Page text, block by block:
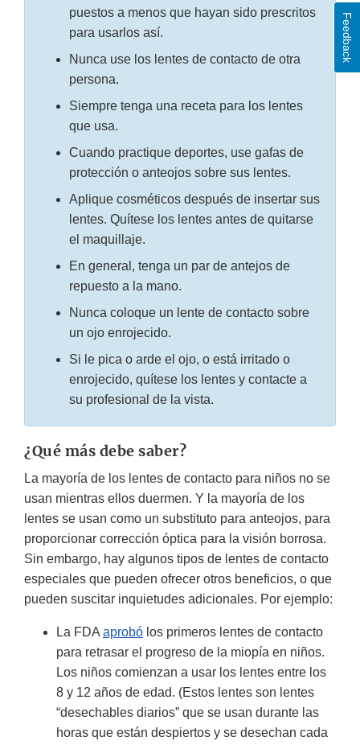
puestos a menos que hayan sido prescritos
para usarlos así.
Nunca use los lentes de contacto de otra
persona.
Siempre tenga una receta para los lentes
que usa.
Cuando practique deportes, use gafas de
protección o anteojos sobre sus lentes.
Aplique cosméticos después de insertar sus
lentes. Quítese los lentes antes de quitarse
el maquillaje.
En general, tenga un par de antejos de
repuesto a la mano.
Nunca coloque un lente de contacto sobre
un ojo enrojecido.
Si le pica o arde el ojo, o está irritado o
enrojecido, quítese los lentes y contacte a
su profesional de la vista.
¿Qué más debe saber?
La mayoría de los lentes de contacto para niños no se
usan mientras ellos duermen. Y la mayoría de los
lentes se usan como un substituto para anteojos, para
proporcionar corrección óptica para la visión borrosa.
Sin embargo, hay algunos tipos de lentes de contacto
especiales que pueden ofrecer otros beneficios, o que
pueden suscitar inquietudes adicionales. Por ejemplo:
La FDA aprobó los primeros lentes de contacto
para retrasar el progreso de la miopía en niños.
Los niños comienzan a usar los lentes entre los
8 y 12 años de edad. (Estos lentes son lentes
“desechables diarios” que se usan durante las
horas que están despiertos y se desechan cada
Feedback